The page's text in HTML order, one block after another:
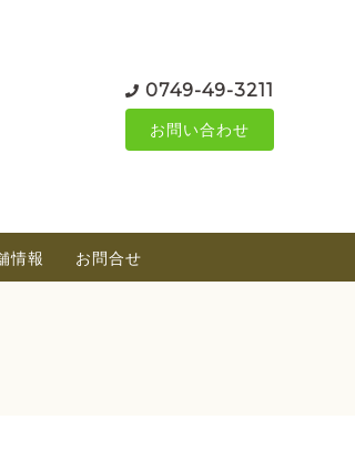
0749-49-3211
お問い合わせ
情報 お問合せ